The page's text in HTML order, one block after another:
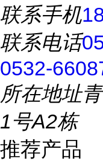
联系手机
联系电话
0532-
所在地址
1号A2栋
推荐产品